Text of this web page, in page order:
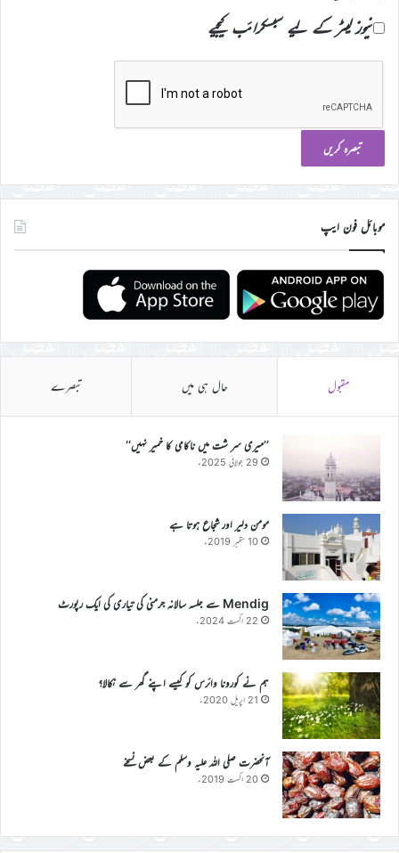
نیوز لیٹر کے لیے سبسکرائب کیجیے
موبائل فون ایپ
مقبول حال ہی میں تبصرے
’’میری سر شت میں ناکامی کا خمیر نہیں‘‘
29 جولائی 2025ء
مومن دلیر اور شجاع ہوتا ہے
10 ستمبر 2019ء
Mendig سے جلسہ سالانہ جرمنی کی تیاری کی ایک رپورٹ
22 اگست 2024ء
ہم نے کورونا وائرس کو کیسے اپنے گھر سے نکالا؟
21 اپریل 2020ء
آنحضرت صلی اللہ علیہ وسلم کے بعض نسخے
20 اگست 2019ء